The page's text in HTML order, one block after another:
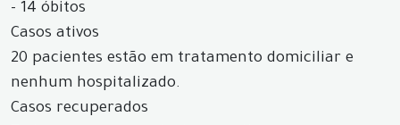
- 14 óbitos
Casos ativos
20 pacientes estão em tratamento domiciliar e
nenhum hospitalizado.
Casos recuperados